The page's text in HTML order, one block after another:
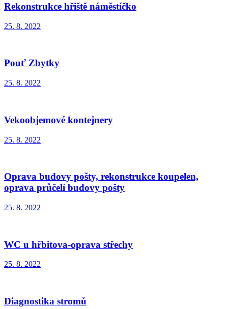
Rekonstrukce hřiště náměstíčko
25. 8. 2022
Pouť Zbytky
25. 8. 2022
Vekoobjemové kontejnery
25. 8. 2022
Oprava budovy pošty, rekonstrukce koupelen,
oprava průčelí budovy pošty
25. 8. 2022
WC u hřbitova-oprava střechy
25. 8. 2022
Diagnostika stromů